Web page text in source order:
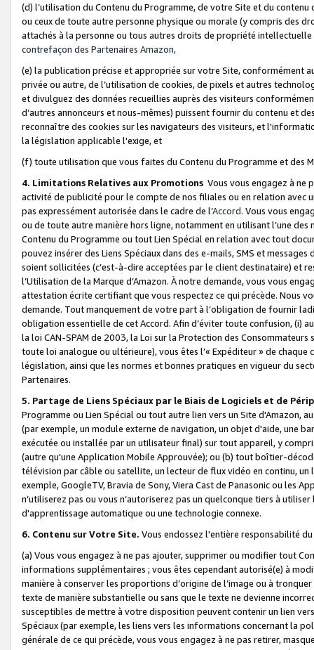
(d) l’utilisation du Contenu du Programme, de votre Site et du
ou ceux de toute autre personne physique ou morale (y compris des
attachés à la personne ou tous autres droits de propriété
contrefaçon des Partenaires Amazon,
(e) la publication précise et appropriée sur votre Site, conformément
privée ou autre, de l’utilisation de cookies, de pixels et autres
et divulguez des données recueillies auprès des visiteurs
d’autres annonceurs et nous-mêmes) puissent fournir du contenu et
reconnaître des cookies sur les navigateurs des visiteurs, et
la législation applicable l'exige, et
(f) toute utilisation que vous faites du Contenu du Programme et des
4. Limitations Relatives aux Promotions Vous vous engagez à ne
activité de publicité pour le compte de nos filiales ou en relation avec
pas expressément autorisée dans le cadre de l’Accord. Vous vous
ou de toute autre manière hors ligne, notamment en utilisant l’une
Contenu du Programme ou tout Lien Spécial en relation avec tout
pouvez insérer des Liens Spéciaux dans des e-mails, SMS et
soient sollicitées (c’est-à-dire acceptées par le client destinataire) et
l’Utilisation de la Marque d’Amazon. À notre demande, vous vous
attestation écrite certifiant que vous respectez ce qui précède. Nous
demande. Tout manquement de votre part à l’obligation de fournir
obligation essentielle de cet Accord. Afin d’éviter toute confusion, (i)
la loi CAN-SPAM de 2003, la Loi sur la Protection des
toute loi analogue ou ultérieure), vous êtes l’« Expéditeur » de
législation, ainsi que les normes et bonnes pratiques en vigueur du
Partenaires.
5. Partage de Liens Spéciaux par le Biais de Logiciels et de
Programme ou Lien Spécial ou tout autre lien vers un Site d'Amazon,
(par exemple, un module externe de navigation, un objet d'aide, une
exécutée ou installée par un utilisateur final) sur tout appareil, y
(autre qu'une Application Mobile Approuvée); ou (b) tout boîtier-
télévision par câble ou satellite, un lecteur de flux vidéo en continu,
exemple, GoogleTV, Bravia de Sony, Viera Cast de Panasonic ou les
n’utiliserez pas ou vous n’autoriserez pas un quelconque tiers à
d'apprentissage automatique ou une technologie connexe.
6. Contenu sur Votre Site. Vous endossez l'entière responsabilité
(a) Vous vous engagez à ne pas ajouter, supprimer ou modifier tout
informations supplémentaires ; vous êtes cependant autorisé(e) à
manière à conserver les proportions d’origine de l’image ou à
texte de manière substantielle ou sans que le texte ne devienne
susceptibles de mettre à votre disposition peuvent contenir un lien
Spéciaux (par exemple, les liens vers les informations concernant la
générale de ce qui précède, vous vous engagez à ne pas retirer,